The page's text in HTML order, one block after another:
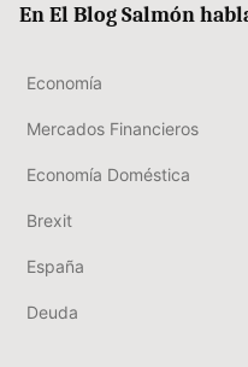
En El Blog Salmón
Economía
Mercados Financieros
Economía Doméstica
Brexit
España
Deuda